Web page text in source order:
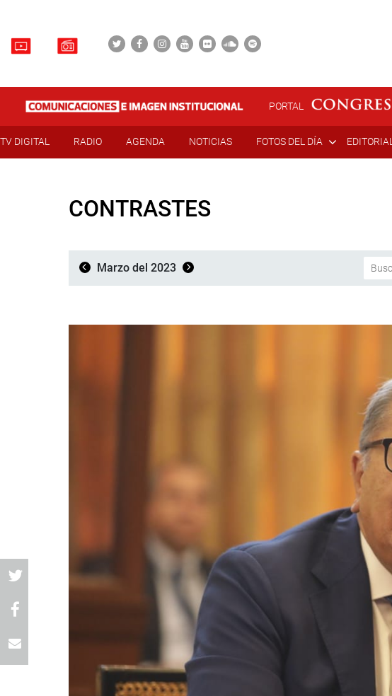
PORTAL
TV DIGITAL RADIO AGENDA NOTICIAS FOTOS DEL DÍA EDITORIAL
CONTRASTES
Marzo del 2023